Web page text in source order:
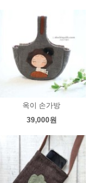
옥이 손가방
39,000원